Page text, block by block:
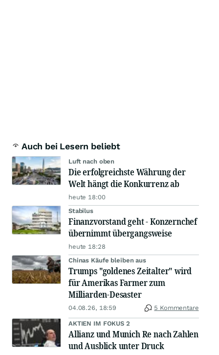
Auch bei Lesern beliebt
Luft nach oben
Die erfolgreichste Währung der
Welt hängt die Konkurrenz ab
heute 18:00
Stabilus
Finanzvorstand geht - Konzernchef
übernimmt übergangsweise
heute 18:28
Chinas Käufe bleiben aus
Trumps "goldenes Zeitalter" wird
für Amerikas Farmer zum
Milliarden-Desaster
04.08.26, 18:59 5 Kommentare
AKTIEN IM FOKUS 2
Allianz und Munich Re nach Zahlen
und Ausblick unter Druck